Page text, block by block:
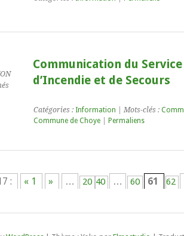
par
sur
et
Secours
Communication du
d’Incendie et de Secours
Catégories : Information | Mots-clés :
Commune de Choye
Permaliens
: « 1 » … 20 40 … 60 61 62